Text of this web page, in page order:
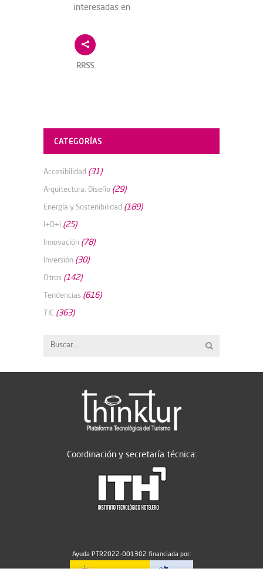
interesadas en
RRSS
CATEGORÍAS
Accesibilidad (31)
Arquitectura, Diseño (29)
Energía y Sostenibilidad (189)
I+D+i (25)
Innovación (78)
Inversión (30)
Otros (142)
Tendencias (616)
TIC (363)
Coordinación y secretaría técnica:
Ayuda PTR2022-001302 financiada por: